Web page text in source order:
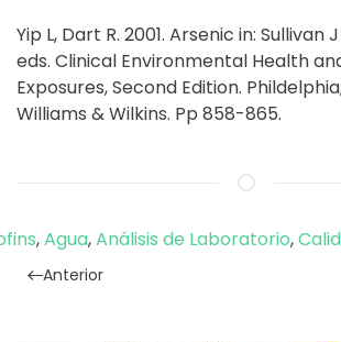
Yip L, Dart R. 2001. Arsenic in: Sullivan
eds. Clinical Environmental Health
Exposures, Second Edition.
Williams & Wilkins. Pp 858-865.
,Agua,Análisis de Laboratorio,
Anterior